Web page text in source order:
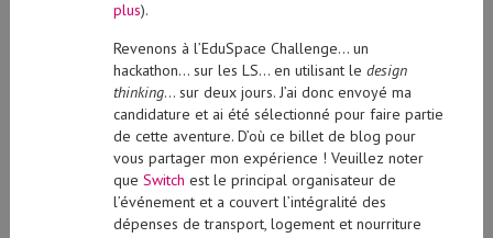
hackathon… sur les LS… en utilisant ledesign
thinking… sur deux jours. J’ai donc envoyé ma
candidature et ai été sélectionné pour faire partie
de cette aventure. D’où ce billet de blog pour
vous partager mon expérience ! Veuillez noter
queSwitchest le principal organisateur de
l’événement et a couvert l’intégralité des
dépenses de transport, logement et nourriture
pour les personnes inscrites au hackathon.